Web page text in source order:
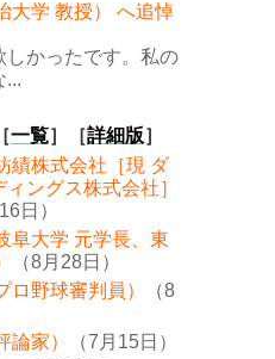
大学 教授） へ追悼
しかったです。私の
...
［一覧］［詳細版］
績株式会社［現 ダ
ングス株式会社］
日）
阜大学 元学長、東
（8月28日）
ロ野球審判員）
（8
論家）
（7月15日）